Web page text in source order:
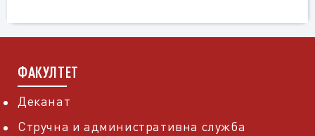
ФАКУЛТЕТ
Деканат
Стручна и административна служба